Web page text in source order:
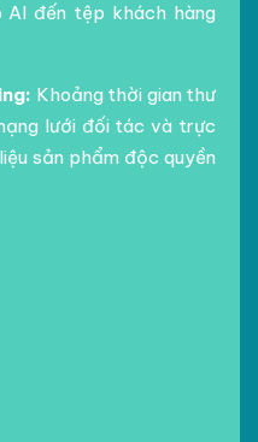
đến tệp khách hàng
Khoảng thời gian thư
lưới đối tác và trực
sản phẩm độc quyền